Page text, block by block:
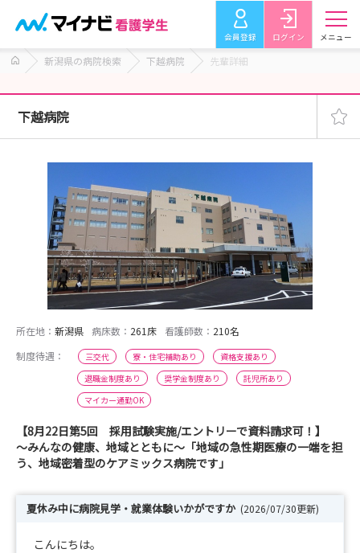
会員登録 ログイン メニュー
新潟県の病院検索 下越病院 先輩詳細
下越病院
所在地： 新潟県 病床数： 261床 看護師数： 210名
制度待遇：
三交代 寮・住宅補助あり
資格支援あり
退職金制度あり
奨学金制度あり
託児所あり
マイカー通勤OK
【8月22日第5回 採用試験実施/エントリーで資料請求可！】
～みんなの健康、地域とともに～「地域の急性期医療の一端を担
う、地域密着型のケアミックス病院です」
夏休み中に病院見学・就業体験いかがですか (2026/07/30更新)
こんにちは。